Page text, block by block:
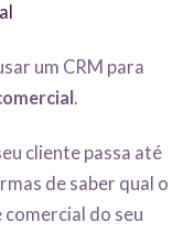
um CRM para
.
cliente passa até
de saber qual o
do seu